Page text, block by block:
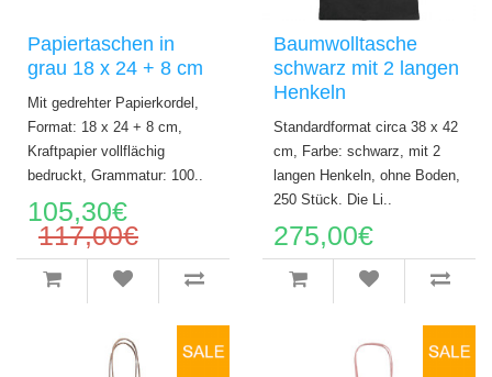
Papiertaschen in
grau 18 x 24 + 8 cm
Mit gedrehter Papierkordel,
Format: 18 x 24 + 8 cm,
Kraftpapier vollflächig
bedruckt, Grammatur: 100..
105,30€
117,00€
Baumwolltasche
schwarz mit 2 langen
Henkeln
Standardformat circa 38 x 42
cm, Farbe: schwarz, mit 2
langen Henkeln, ohne Boden,
250 Stück. Die Li..
275,00€